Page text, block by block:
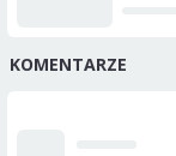
KOMENTARZE